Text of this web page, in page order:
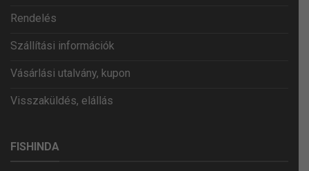
Rendelés
Szállítási információk
Vásárlási utalvány, kupon
Visszaküldés, elállás
FISHINDA